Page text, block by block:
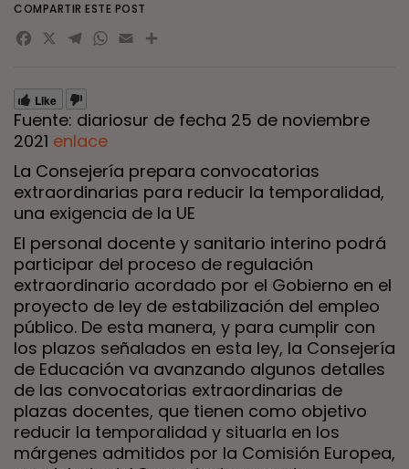
Like
Fuente: diariosur de fecha 25 de noviembre
2021 enlace
La Consejería prepara convocatorias
extraordinarias para reducir la temporalidad,
una exigencia de la UE
El personal docente y sanitario interino podrá
participar del proceso de regulación
extraordinario acordado por el Gobierno en el
proyecto de ley de estabilización del empleo
público. De esta manera, y para cumplir con
los plazos señalados en esta ley, la Consejería
de Educación va avanzando algunos detalles
de las convocatorias extraordinarias de
plazas docentes, que tienen como objetivo
reducir la temporalidad y situarla en los
márgenes admitidos por la Comisión Europea,
COMPARTIR ESTE POST
Facebook
X Telegram
WhatsApp
EmailCompartir